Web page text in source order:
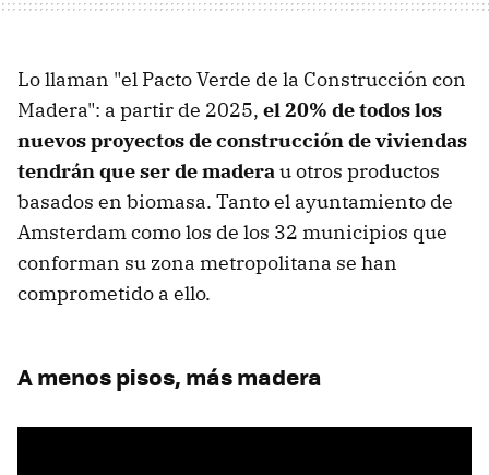
Lo llaman "el Pacto Verde de la Construcción con
Madera": a partir de 2025, el 20% de todos los
nuevos proyectos de construcción de viviendas
tendrán que ser de maderau otros productos
basados en biomasa. Tanto el ayuntamiento de
Amsterdam como los de los 32 municipios que
conforman su zona metropolitana se han
comprometido a ello.
A menos pisos, más madera